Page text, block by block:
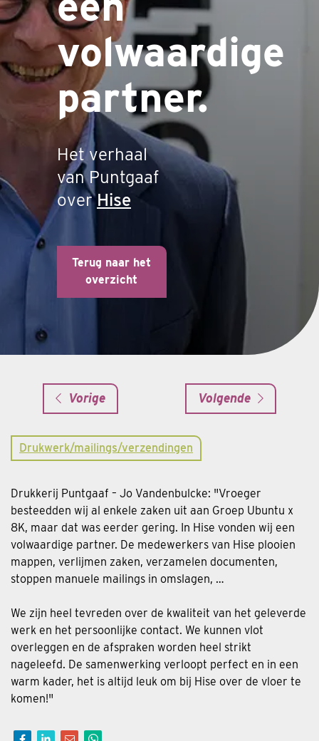
volwaardige
partner.
Het verhaal
van Puntgaaf
overHise
Terug naar het
overzicht
Vorige Volgende
Drukwerk/mailings/verzendingen
Drukkerij Puntgaaf – Jo Vandenbulcke: "Vroeger
besteedden wij al enkele zaken uit aan Groep Ubuntu x
8K, maar dat was eerder gering. In Hise vonden wij een
volwaardige partner. De medewerkers van Hise plooien
mappen, verlijmen zaken, verzamelen documenten,
stoppen manuele mailings in omslagen, …
We zijn heel tevreden over de kwaliteit van het geleverde
werk en het persoonlijke contact. We kunnen vlot
overleggen en de afspraken worden heel strikt
nageleefd. De samenwerking verloopt perfect en in een
warm kader, het is altijd leuk om bij Hise over de vloer te
komen!"